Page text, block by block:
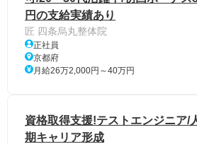
円の支給実績あり
匠 四条烏丸整体院
正社員
京都府
月給26万2,000円～40万円
資格取得支援!テストエンジニア/
期キャリア形成